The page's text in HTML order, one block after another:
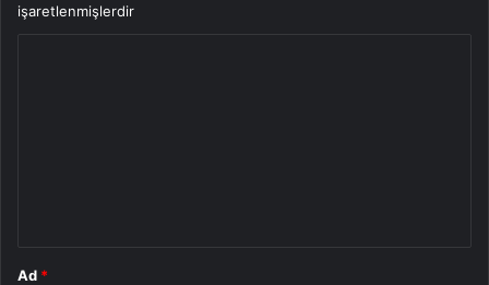
işaretlenmişlerdir
Ad *